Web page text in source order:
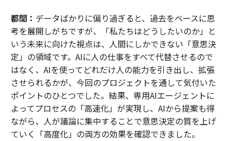
都間： データばかりに偏り過ぎると、過去をベースに思
考を展開しがちですが、「私たちはどうしたいのか」と
いう未来に向けた視点は、人間にしかできない「意思決
定」の領域です。AIに人の仕事をすべて代替させるので
はなく、AIを使ってどれだけ人の能力を引き出し、拡張
させられるかが、今回のプロジェクトを通して気付いた
ポイントのひとつでした。結果、専用AIエージェントに
よってプロセスの「高速化」が実現し、AIから提案も得
ながら、人が議論に集中することで意思決定の質を上げ
ていく「高度化」の両方の効果を確認できました。